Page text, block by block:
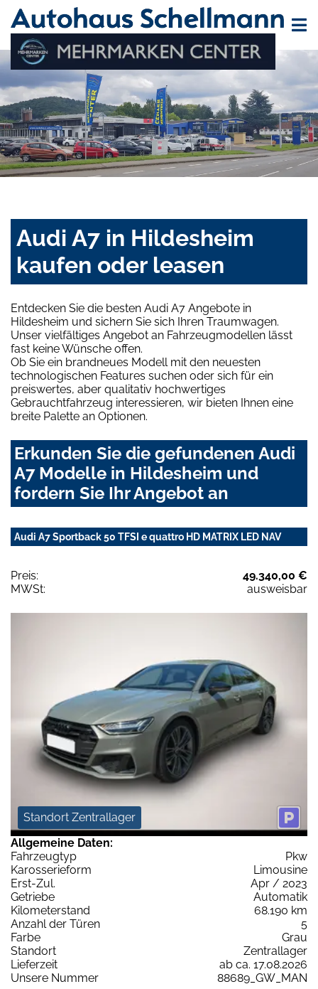
Audi A7 in Hildesheim
kaufen oder leasen
Entdecken Sie die besten Audi A7 Angebote in
Hildesheim und sichern Sie sich Ihren Traumwagen.
Unser vielfältiges Angebot an Fahrzeugmodellen lässt
fast keine Wünsche offen.
Ob Sie ein brandneues Modell mit den neuesten
technologischen Features suchen oder sich für ein
preiswertes, aber qualitativ hochwertiges
Gebrauchtfahrzeug interessieren, wir bieten Ihnen eine
breite Palette an Optionen.
Erkunden Sie die gefundenen Audi
A7 Modelle in Hildesheim und
fordern Sie Ihr Angebot an
Audi A7 Sportback 50 TFSI e quattro HD MATRIX LED NAV
Preis:
49.340,00 €
MWSt:
ausweisbar
Standort Zentrallager
Allgemeine Daten:
Fahrzeugtyp
Pkw
Karosserieform
Limousine
Erst-Zul.
Apr / 2023
Getriebe
Automatik
Kilometerstand
68.190 km
Anzahl der Türen
5
Farbe
Grau
Standort
Zentrallager
Lieferzeit
ab ca. 17.08.2026
Unsere Nummer
88689_GW_MAN